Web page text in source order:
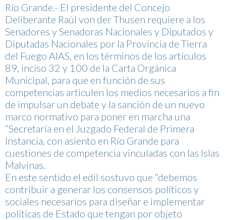
Río Grande.- El presidente del Concejo
Deliberante Raúl von der Thusen requiere a los
Senadores y Senadoras Nacionales y Diputados y
Diputadas Nacionales por la Provincia de Tierra
del Fuego AIAS, en los términos de los artículos
89, inciso 32 y 100 de la Carta Orgánica
Municipal, para que en función de sus
competencias articulen los medios necesarios a fin
de impulsar un debate y la sanción de un nuevo
marco normativo para poner en marcha una
“Secretaría en el Juzgado Federal de Primera
Instancia, con asiento en Río Grande para
cuestiones de competencia vinculadas con las Islas
Malvinas.
En este sentido el edil sostuvo que “debemos
contribuir a generar los consensos políticos y
sociales necesarios para diseñar e implementar
políticas de Estado que tengan por objeto